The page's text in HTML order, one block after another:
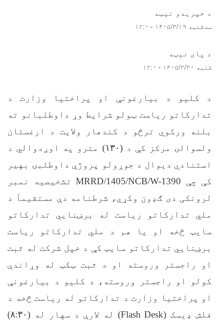
د خپریدو نېټه
سه‌شنبه ۱۴۰۵/۳/۱۹ - ۱۲:۰
د پای نېټه
شنبه ۱۴۰۵/۳/۳۰ - ۱۲:۰
د کلیو د بیارغونې او پراختیا وزارت د
تدارکاتو ریاست ټولو شرایط وړ داوطلبانو ته
بلنه ورکوي ترڅو د کندهار ولایت د ارغستان
ولسوالۍ مرکز کې د (۱۳۰)
مترو په اوږدوالي د
استنادي دیوال د جوړولو پروژې داوطلبۍ بهیر
کې چې MRRD/1405/NCB/W-1390 تشخیصیه نمبر
لرونکی دی ګډون وکړي، شرطنامه دې مستقیمآ د
ملي تدارکاتو ریاست له برښنايي تدارکاتو
سایټ څخه او یا هم د ملي تدارکاتو ریاست
برښنايي تدارکاتو سایټ کې د خپل شرکت له ثبت
او راجستر وروسته او د ثبت ټکټ له وړاندې
کولو او راجستر وروسته، د کلیو د بیارغونې
او پراختیا وزارت د تدارکاتو له ریاست څخه د
فلش ډیسک (Flash Desk) له لارې د سهار له (۸:۳۰)